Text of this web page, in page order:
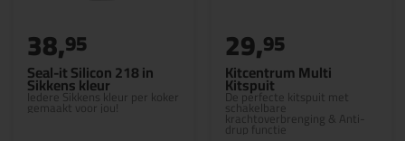
Seal-it Silicon 218 in
Sikkens kleur
Iedere Sikkens kleur per koker
gemaakt voor jou!
38,95
Kitcentrum Multi
Kitspuit
De perfecte kitspuit met
schakelbare
krachtoverbrenging & Anti-
drup functie
29,95